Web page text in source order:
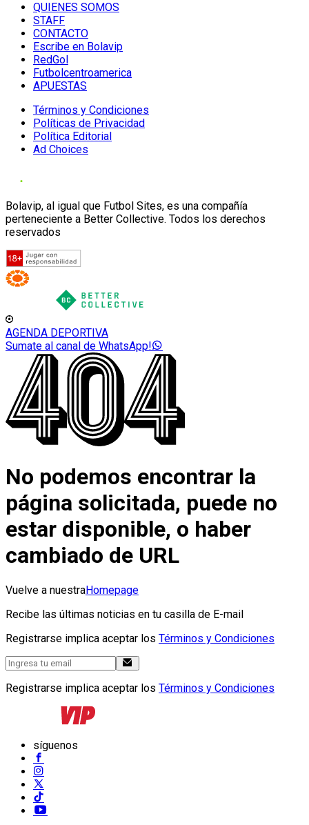
QUIENES SOMOS
STAFF
CONTACTO
Escribe en Bolavip
RedGol
Futbolcentroamerica
APUESTAS
Términos y Condiciones
Políticas de Privacidad
Política Editorial
Ad Choices
Bolavip, al igual que Futbol Sites, es una compañía
perteneciente a Better Collective. Todos los derechos
reservados
AGENDA DEPORTIVA
Sumate al canal de WhatsApp!
No podemos encontrar la
página solicitada, puede no
estar disponible, o haber
cambiado de URL
Vuelve a nuestraHomepage
Recibe las últimas noticias en tu casilla de E-mail
Registrarse implica aceptar los Términos y Condiciones
Registrarse implica aceptar los Términos y Condiciones
síguenos